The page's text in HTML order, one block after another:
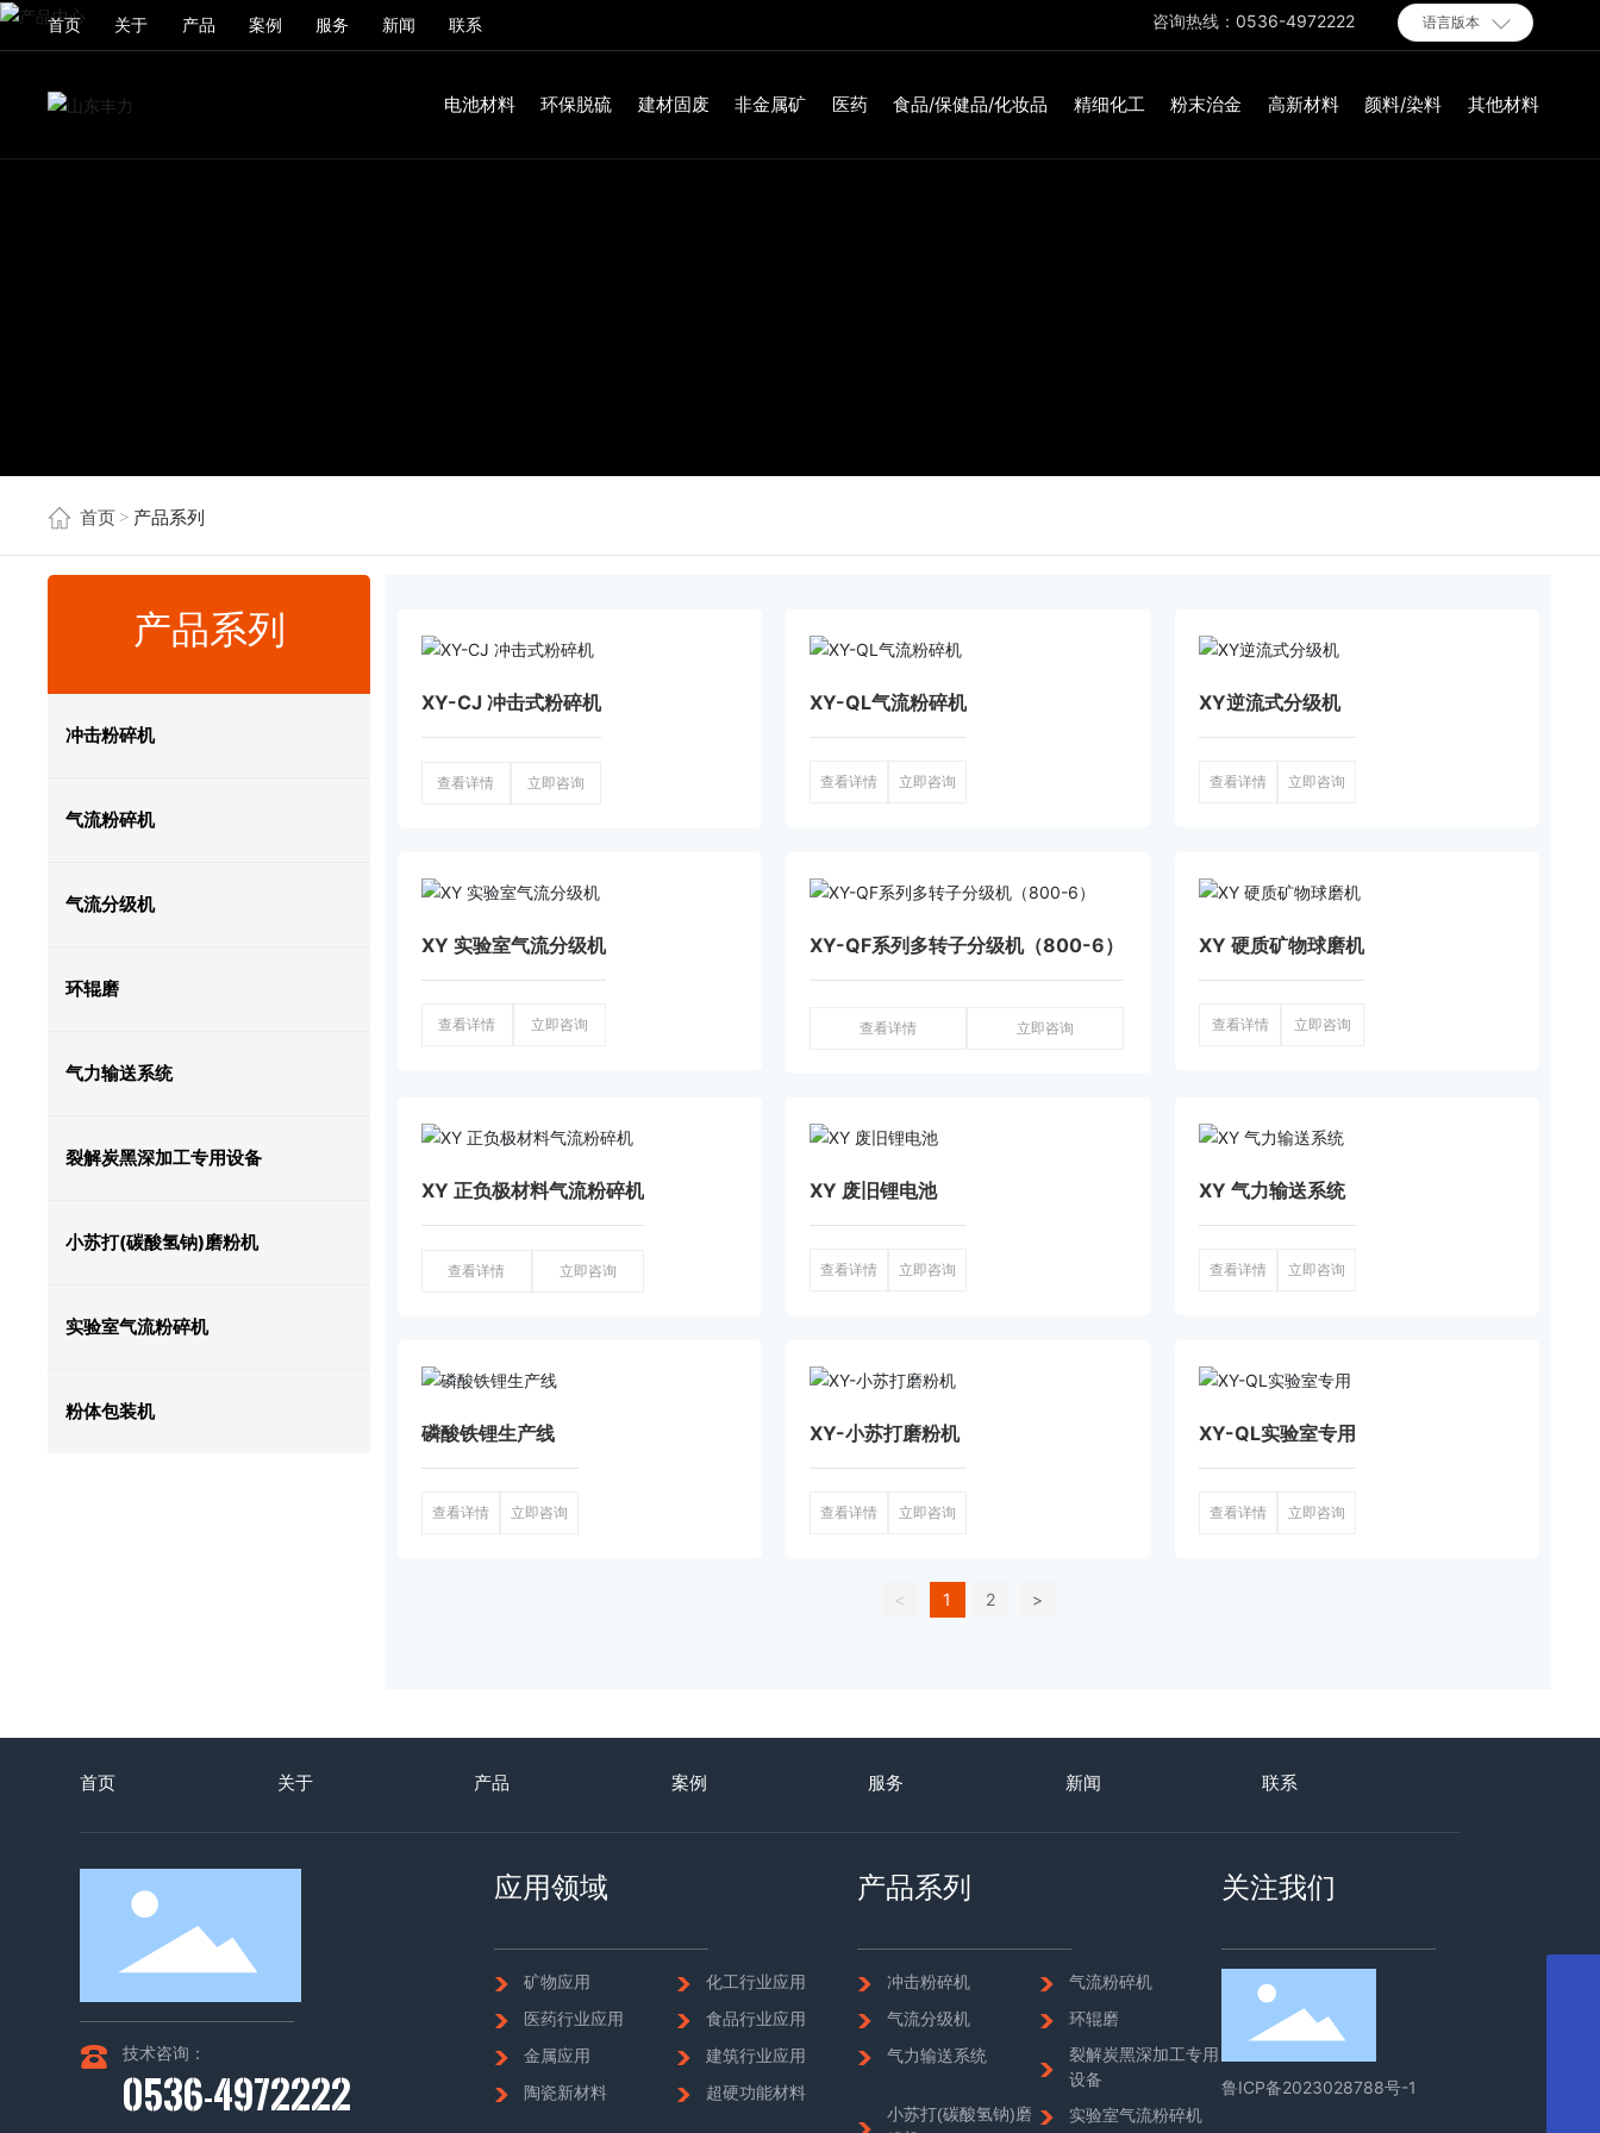
首页 关于 产品 案例 服务 新闻 联系 咨询热线： 0536-4972222 语言版本
电池材料 环保脱硫 建材固废 非金属矿 医药 食品/保健品/化妆品 精细化工 粉末治金 高新材料 颜料/染料 其他材料
首页 产品系列
产品系列
冲击粉碎机
气流粉碎机
气流分级机
环辊磨
气力输送系统
裂解炭黑深加工专用设备
小苏打(碳酸氢钠)磨粉机
实验室气流粉碎机
粉体包装机
XY-CJ 冲击式粉碎机
查看详情 立即咨询
XY-QL气流粉碎机
查看详情 立即咨询
XY逆流式分级机
查看详情 立即咨询
XY 实验室气流分级机
查看详情 立即咨询
XY-QF系列多转子分级机（800-6）
查看详情 立即咨询
XY 硬质矿物球磨机
查看详情 立即咨询
XY 正负极材料气流粉碎机
查看详情 立即咨询
XY 废旧锂电池
查看详情 立即咨询
XY 气力输送系统
查看详情 立即咨询
磷酸铁锂生产线
查看详情 立即咨询
XY-小苏打磨粉机
查看详情 立即咨询
XY-QL实验室专用
查看详情 立即咨询
< 1 2 >
首页 关于 产品 案例 服务 新闻 联系
技术咨询：
0536-4972222
应用领域
矿物应用
化工行业应用
医药行业应用
食品行业应用
金属应用
建筑行业应用
陶瓷新材料
超硬功能材料
产品系列
冲击粉碎机
气流粉碎机
气流分级机
环辊磨
气力输送系统
裂解炭黑深加工专用
设备
小苏打(碳酸氢钠)磨
实验室气流粉碎机
关注我们
鲁ICP备2023028788号-1
13864607777
0536-4972222